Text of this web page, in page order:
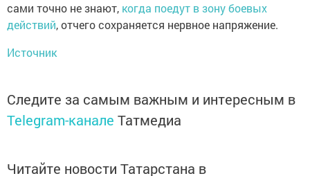
сами точно не знают, когда поедут в зону боевых
действий, отчего сохраняется нервное напряжение.
Источник
Следите за самым важным и интересным в
Telegram-канале Татмедиа
Читайте новости Татарстана в